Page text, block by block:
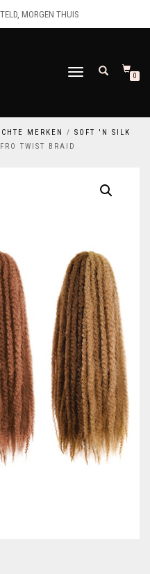
MORGEN THUIS
SCHAKEL
0
MERKEN / SOFT 'N SILK
TWIST BRAID